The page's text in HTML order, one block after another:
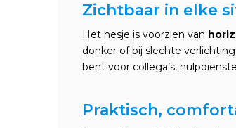
Zichtbaar in elke
Het hesje is voorzien van
donker of bij slechte
bent voor collega’s,
Praktisch,